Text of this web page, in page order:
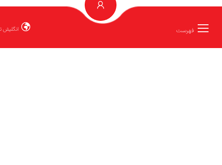
انگلیش توربو